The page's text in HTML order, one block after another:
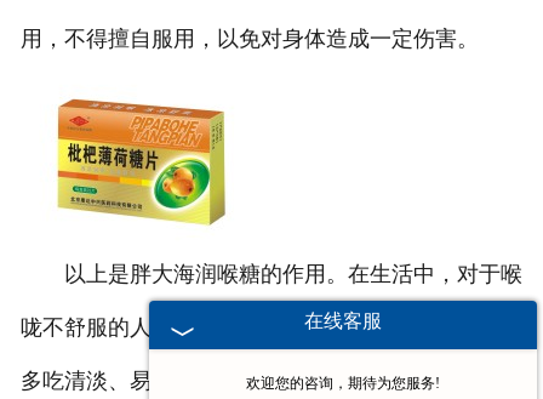
用，不得擅自服用，以免对身体造成一定伤害。
以上是胖大海润喉糖的作用。在生活中，对于喉
咙不舒服的人，可以少吃刺激、辛辣、油腻的食物，
多吃清淡、易消化的新鲜蔬菜、水果，补充身体所需
在线客服
欢迎您的咨询，期待为您服务!